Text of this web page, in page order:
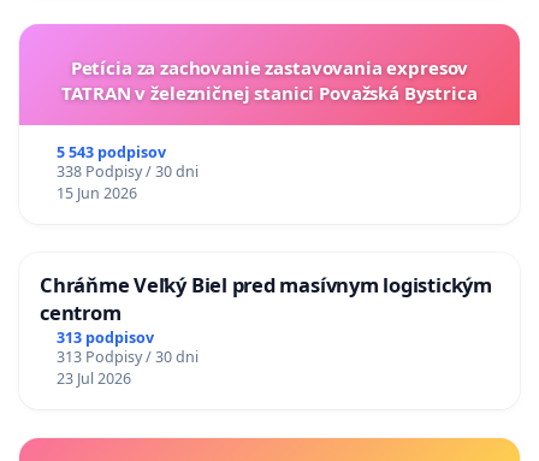
Petícia za zachovanie zastavovania expresov
TATRAN v železničnej stanici Považská Bystrica
5 543 podpisov
338 Podpisy / 30 dni
15 Jun 2026
Chráňme Veľký Biel pred masívnym logistickým
centrom
313 podpisov
313 Podpisy / 30 dni
23 Jul 2026